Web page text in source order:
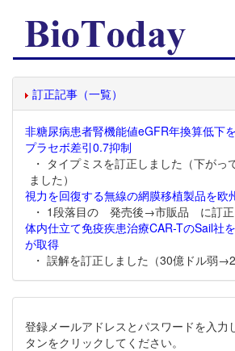
訂正記事（一覧）
非糖尿病患者腎機能値eGFR年換算低下
プラセボ差引0.7抑制
・ タイプミスを訂正しました（下が
ました）
視力を回復する無線の網膜移植製品を欧
・ 1段落目の 発売後→市販品 に訂正
体内仕立て免疫疾患治療CAR-TのSail社
が取得
・ 誤解を訂正しました（30億ドル弱
登録メールアドレスとパスワードを入力
タンをクリックしてください。